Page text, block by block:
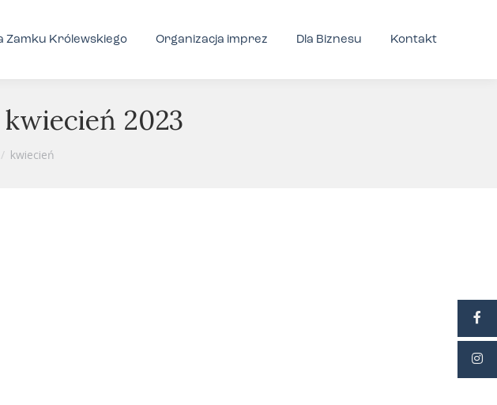
Zamku Królewskiego Organizacja imprez Dla Biznesu Kontakt
kwiecień 2023
kwiecień